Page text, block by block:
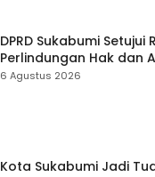
DPRD Sukabumi
Perlindungan Hak dan
Diperkuat
6 Agustus 2026
Kota Sukabumi Jadi